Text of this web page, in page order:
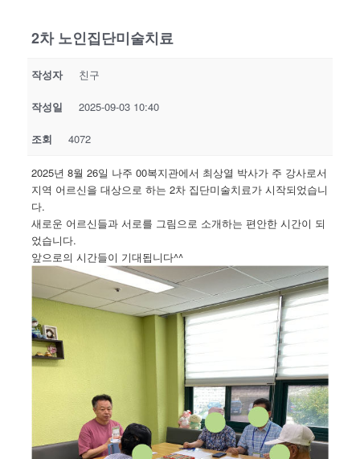
2차 노인집단미술치료
작성자 친구
작성일 2025-09-03 10:40
조회 4072
2025년 8월 26일 나주 00복지관에서 최상열 박사가 주 강사로서
지역 어르신을 대상으로 하는 2차 집단미술치료가 시작되었습니
다.
새로운 어르신들과 서로를 그림으로 소개하는 편안한 시간이 되
었습니다.
앞으로의 시간들이 기대됩니다^^